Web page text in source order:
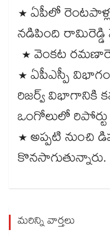
* ఏపీలో
నడిపింది
* వెంకట
* ఏపీఎస్పీ విభాగం
రిజర్వ్ విభాగానికి
ఒంగోలులో
* అప్పటి నుంచి
కొనసాగుతున్నారు.
మరిన్ని వార్తలు